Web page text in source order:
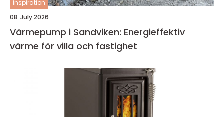
inspiration
08. July 2026
Värmepump i Sandviken: Energieffektiv
värme för villa och fastighet